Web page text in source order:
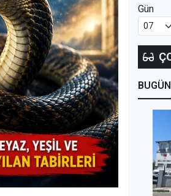
Gün
BUGÜN